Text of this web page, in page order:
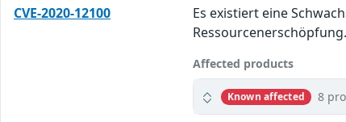
CVE-2020-12100
Es existiert eine
Affected products
Known affected 8